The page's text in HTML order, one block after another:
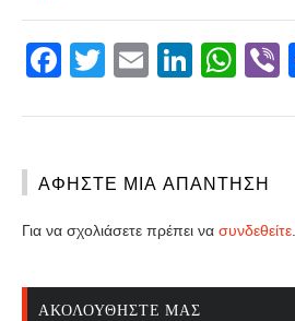
Facebook
Twitter
Email
ΑΦΉΣΤΕ ΜΙΑ ΑΠΆΝΤΗΣΗ
Για να σχολιάσετε πρέπει να συνδεθείτε
ΑΚΟΛΟΥΘΉΣΤΕ ΜΑΣ